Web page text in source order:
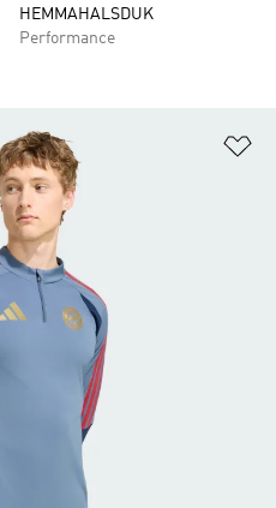
HEMMAHALSDUK
Performance